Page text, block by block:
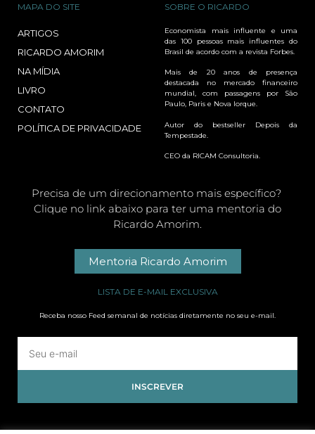
MAPA DO SITE
ARTIGOS
RICARDO AMORIM
NA MÍDIA
LIVRO
CONTATO
POLÍTICA DE PRIVACIDADE
SOBRE O RICARDO
Economista mais influente e uma
das 100 pessoas mais influentes do
Brasil de acordo com a revista Forbes.
Mais de 20 anos de presença
destacada no mercado financeiro
mundial, com passagens por São
Paulo, Paris e Nova Iorque.
Autor do bestseller Depois da
Tempestade.
CEO da RICAM Consultoria.
Precisa de um direcionamento mais específico?
Clique no link abaixo para ter uma mentoria do
Ricardo Amorim.
Mentoria Ricardo Amorim
LISTA DE E-MAIL EXCLUSIVA
Receba nosso Feed semanal de notícias diretamente no seu e-mail.
INSCREVER